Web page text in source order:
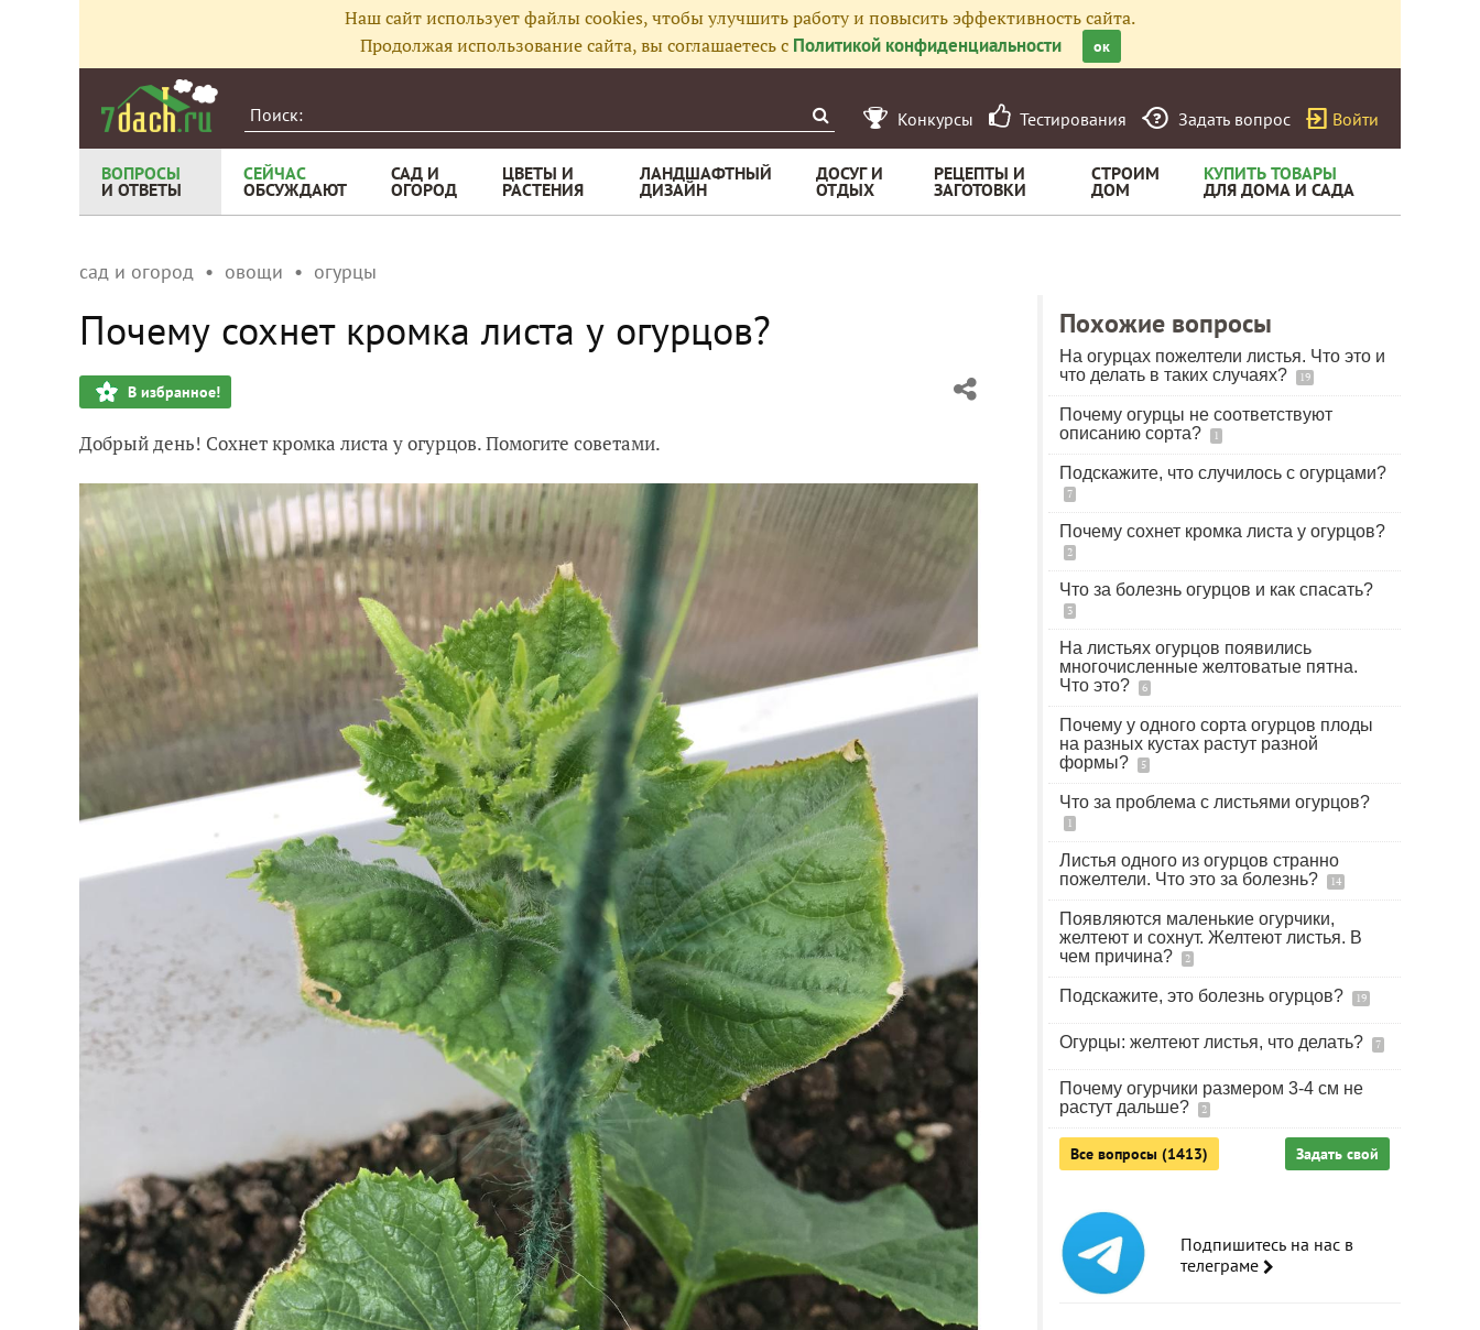
Наш сайт использует файлы cookies, чтобы улучшить работу и повысить эффективность сайта.
Продолжая использование сайта, вы соглашаетесь с Политикой конфиденциальности ок
Конкурсы Тестирования Задать вопрос Войти
ВОПРОСЫ
И ОТВЕТЫ
СЕЙЧАС
ОБСУЖДАЮТ
САД И
ОГОРОД
ЦВЕТЫ И
РАСТЕНИЯ
ЛАНДШАФТНЫЙ
ДИЗАЙН
ДОСУГ И
ОТДЫХ
РЕЦЕПТЫ И
ЗАГОТОВКИ
СТРОИМ
ДОМ
КУПИТЬ ТОВАРЫ
ДЛЯ ДОМА И САДА
сад и огород овощи огурцы
Почему сохнет кромка листа у огурцов?
В избранное!
Добрый день! Сохнет кромка листа у огурцов. Помогите советами.
Похожие вопросы
На огурцах пожелтели листья. Что это и
что делать в таких случаях?
19
Почему огурцы не соответствуют
описанию сорта?
1
Подскажите, что случилось с огурцами?
7
Почему сохнет кромка листа у огурцов?
2
Что за болезнь огурцов и как спасать?
3
На листьях огурцов появились
многочисленные желтоватые пятна.
Что это?
6
Почему у одного сорта огурцов плоды
на разных кустах растут разной
формы?
5
Что за проблема с листьями огурцов?
1
Листья одного из огурцов странно
пожелтели. Что это за болезнь?
14
Появляются маленькие огурчики,
желтеют и сохнут. Желтеют листья. В
чем причина?
2
Подскажите, это болезнь огурцов? 19
Огурцы: желтеют листья, что делать? 7
Почему огурчики размером 3-4 см не
растут дальше?
2
Все вопросы (1413) Задать свой
Подпишитесь на нас в
телеграме